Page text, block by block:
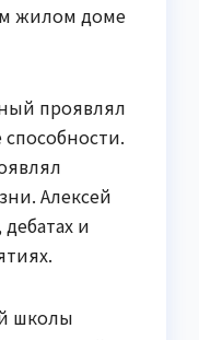
жилом доме
проявлял
Алексей
и
школы